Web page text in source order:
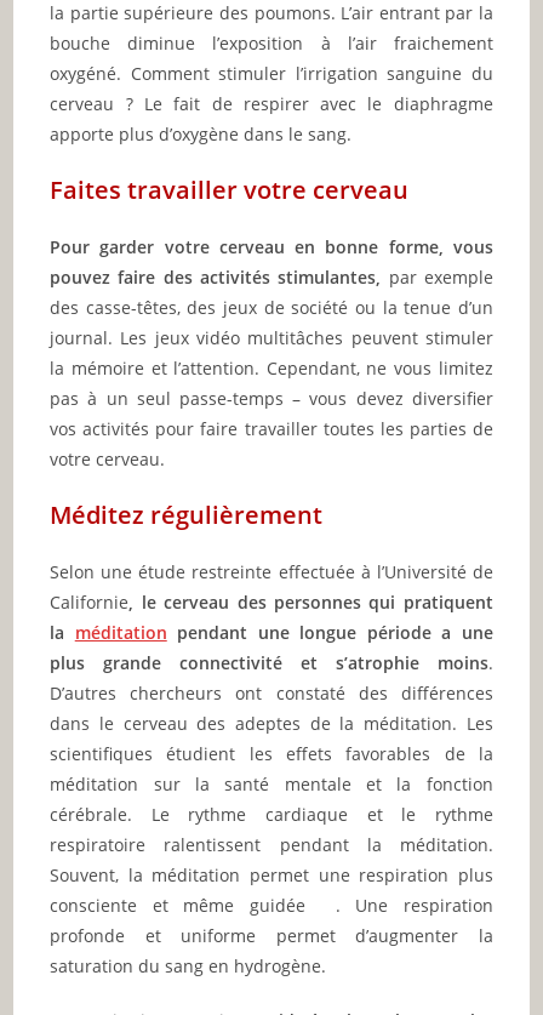
la partie supérieure des poumons. L’air entrant par la
bouche diminue l’exposition à l’air fraichement
oxygéné. Comment stimuler l’irrigation sanguine du
cerveau ? Le fait de respirer avec le diaphragme
apporte plus d’oxygène dans le sang.
Faites travailler votre cerveau
Pour garder votre cerveau en bonne forme, vous
pouvez faire des activités stimulantes, par exemple
des casse-têtes, des jeux de société ou la tenue d’un
journal. Les jeux vidéo multitâches peuvent stimuler
la mémoire et l’attention. Cependant, ne vous limitez
pas à un seul passe-temps – vous devez diversifier
vos activités pour faire travailler toutes les parties de
votre cerveau.
Méditez régulièrement
Selon une étude restreinte effectuée à l’Université de
Californie, le cerveau des personnes qui pratiquent
la méditation pendant une longue période a une
plus grande connectivité et s’atrophie moins.
D’autres chercheurs ont constaté des différences
dans le cerveau des adeptes de la méditation. Les
scientifiques étudient les effets favorables de la
méditation sur la santé mentale et la fonction
cérébrale. Le rythme cardiaque et le rythme
respiratoire ralentissent pendant la méditation.
Souvent, la méditation permet une respiration plus
consciente et même guidée . Une respiration
profonde et uniforme permet d’augmenter la
saturation du sang en hydrogène.